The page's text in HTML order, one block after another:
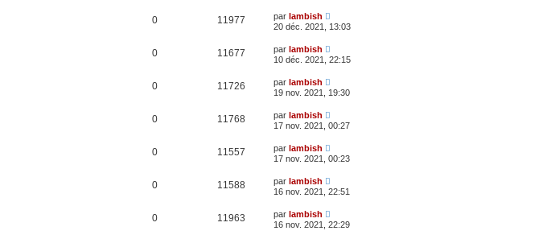
0 11977 par lambish
20 déc. 2021, 13:03
0 11677 par lambish
10 déc. 2021, 22:15
0 11726 par lambish
19 nov. 2021, 19:30
0 11768 par lambish
17 nov. 2021, 00:27
0 11557 par lambish
17 nov. 2021, 00:23
0 11588 par lambish
16 nov. 2021, 22:51
0 11963 par lambish
16 nov. 2021, 22:29